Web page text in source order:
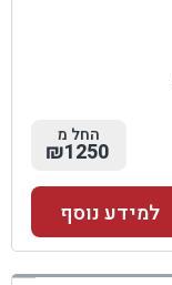
החל מ
₪1250
למידע נוסף